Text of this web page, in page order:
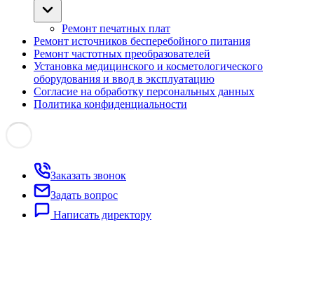
Ремонт печатных плат
Ремонт источников бесперебойного питания
Ремонт частотных преобразователей
Установка медицинского и косметологического
оборудования и ввод в эксплуатацию
Согласие на обработку персональных данных
Политика конфиденциальности
Заказать звонок
Задать вопрос
Написать директору